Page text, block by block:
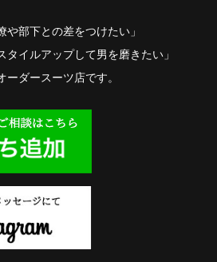
や部下との差をつけたい」
タイルアップして男を磨きたい」
ーダースーツ店です。